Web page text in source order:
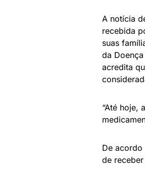
A notícia
recebida
suas
da
acredita
“Até hoje,
De acordo
de